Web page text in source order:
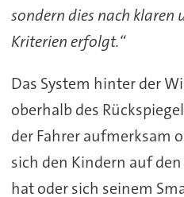
sondern dies nach klaren
Kriterien erfolgt.“
Das System hinter der
oberhalb des
der Fahrer aufmerksam
sich den Kindern auf
hat oder sich seinem